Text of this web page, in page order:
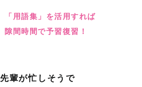
「用語集」を活用すれば
隙間時間で予習復習！
先輩が忙しそうで